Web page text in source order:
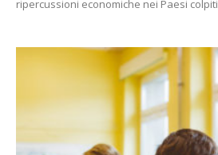
ripercussioni economiche nei Paesi colpiti